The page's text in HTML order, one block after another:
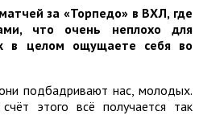
за «Торпедо» в ВХЛ, где
что очень неплохо для
в целом ощущаете себя во
подбадривают нас, молодых.
этого всё получается так